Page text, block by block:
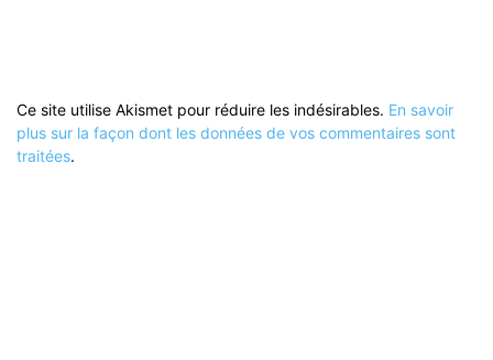
Ce site utilise Akismet pour réduire les indésirables. En savoir
plus sur la façon dont les données de vos commentaires sont
traitées.